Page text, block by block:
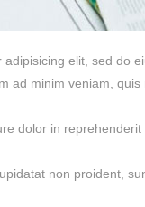
elit, sed do
ad minim veniam,
dolor in
non proident,